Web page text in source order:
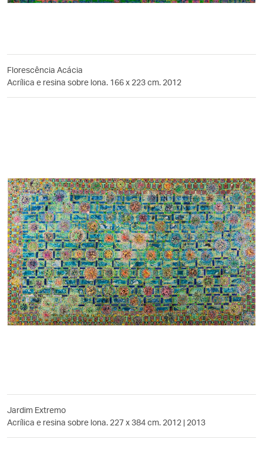
Florescência Acácia
Acrílica e resina sobre lona. 166 x 223 cm. 2012
Jardim Extremo
Acrílica e resina sobre lona. 227 x 384 cm. 2012 | 2013